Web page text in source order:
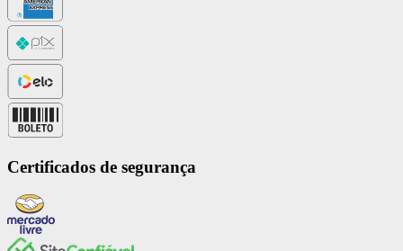
Certificados de segurança